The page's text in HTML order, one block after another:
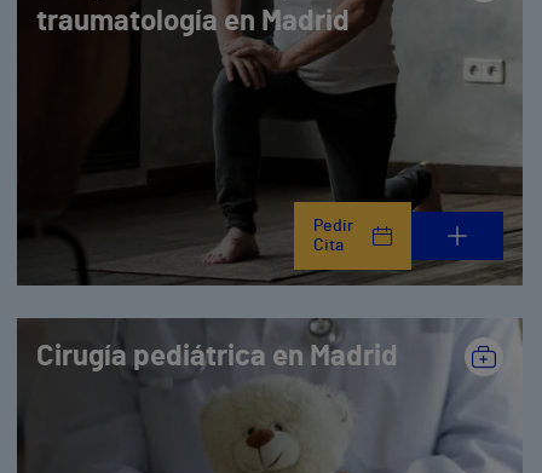
traumatología en Madrid
Pedir
Cita
Cirugía pediátrica en Madrid